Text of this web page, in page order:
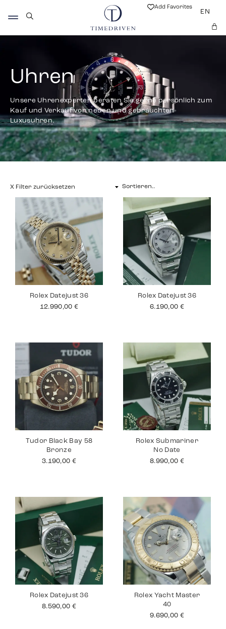
Add Favorites
EN
Uhren
Unsere Uhrenexperten beraten Sie gerne persönlich zum
Kauf und Verkauf von neuen und gebrauchten
Luxusuhren.
X Filter zurücksetzen
Rolex Datejust 36
12.990,00 €
Rolex Datejust 36
6.190,00 €
Tudor Black Bay 58
Bronze
3.190,00 €
Rolex Submariner
No Date
8.990,00 €
Rolex Datejust 36
8.590,00 €
Rolex Yacht Master
40
9.690,00 €